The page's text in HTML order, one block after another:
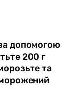
допомогою
200 г
та